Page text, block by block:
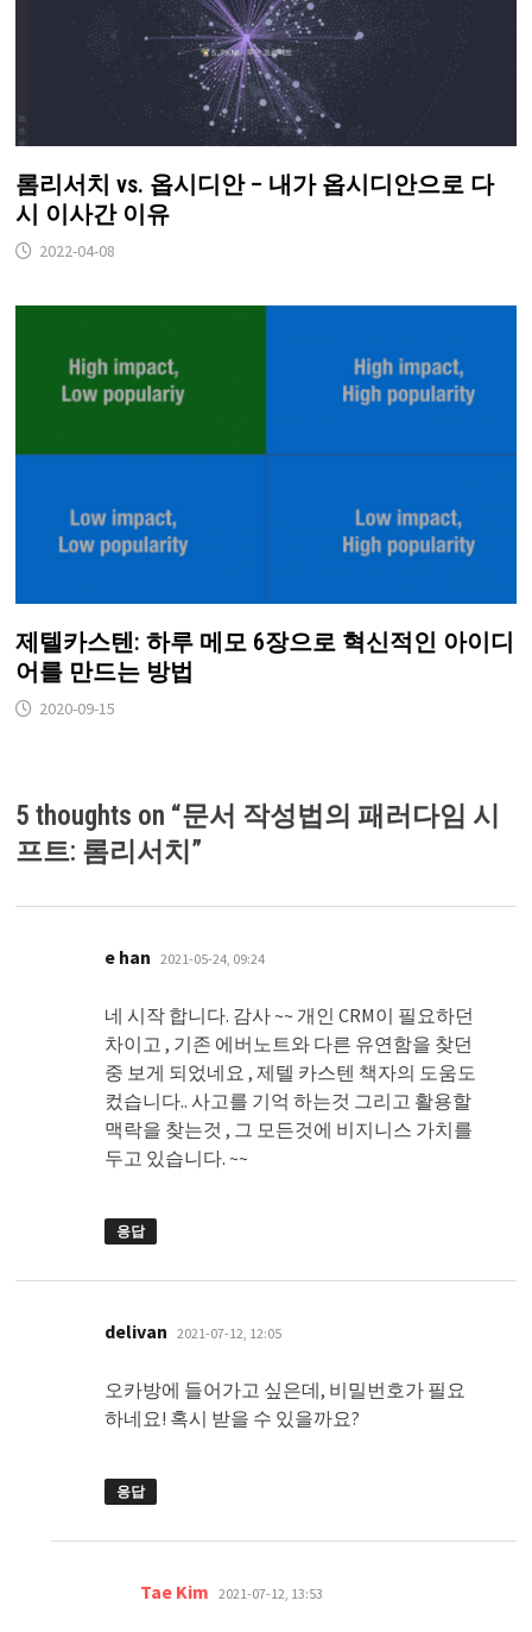
롬리서치 vs. 옵시디안 – 내가 옵시디안으로 다
시 이사간 이유
2022-04-08
제텔카스텐: 하루 메모 6장으로 혁신적인 아이디
어를 만드는 방법
2020-09-15
5 thoughts on “문서 작성법의 패러다임 시
프트: 롬리서치 ”
e han 댓
글:
2021-05-24, 09:24
네 시작 합니다. 감사 ~~ 개인 CRM이 필요하던
차이고 , 기존 에버노트와 다른 유연함을 찾던
중 보게 되었네요 , 제텔 카스텐 책자의 도움도
컸습니다.. 사고를 기억 하는것 그리고 활용할
맥락을 찾는것 , 그 모든것에 비지니스 가치를
두고 있습니다. ~~
응답
delivan 댓
글:
2021-07-12, 12:05
오카방에 들어가고 싶은데, 비밀번호가 필요
하네요! 혹시 받을 수 있을까요?
응답
Tae Kim 댓
글:
2021-07-12, 13:53